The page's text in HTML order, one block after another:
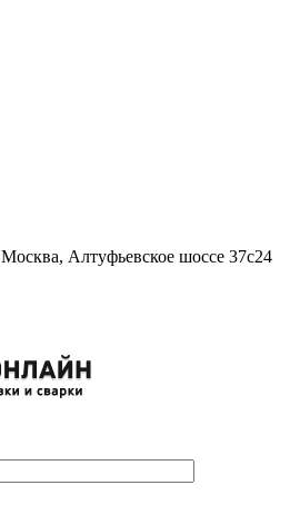
Москва, Алтуфьевское шоссе 37с24